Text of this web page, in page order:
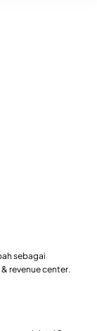
sebagai
revenue center.